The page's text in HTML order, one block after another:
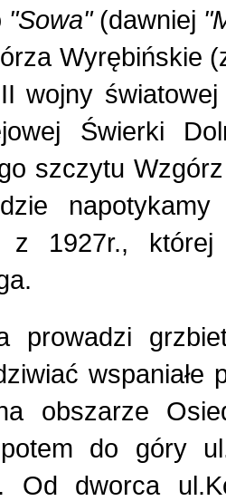
"Sowa"(dawniej
Wyrębińskie
wojny
Świerki
szczytu
z 1927r.,
prowadzi
obszarze
do góry
Od dworca